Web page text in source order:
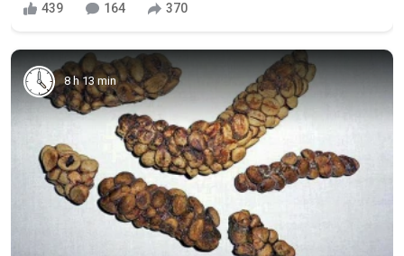
439 164 370
8 h 13 min